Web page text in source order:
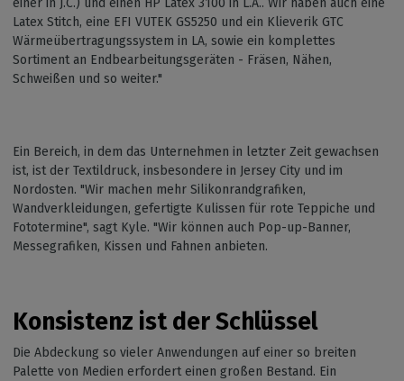
einer in J.C.) und einen HP Latex 3100 in L.A.. Wir haben auch eine
Latex Stitch, eine EFI VUTEK GS5250 und ein Klieverik GTC
Wärmeübertragungssystem in LA, sowie ein komplettes
Sortiment an Endbearbeitungsgeräten - Fräsen, Nähen,
Schweißen und so weiter."
Ein Bereich, in dem das Unternehmen in letzter Zeit gewachsen
ist, ist der Textildruck, insbesondere in Jersey City und im
Nordosten. "Wir machen mehr Silikonrandgrafiken,
Wandverkleidungen, gefertigte Kulissen für rote Teppiche und
Fototermine", sagt Kyle. "Wir können auch Pop-up-Banner,
Messegrafiken, Kissen und Fahnen anbieten.
Konsistenz ist der Schlüssel
Die Abdeckung so vieler Anwendungen auf einer so breiten
Palette von Medien erfordert einen großen Bestand. Ein